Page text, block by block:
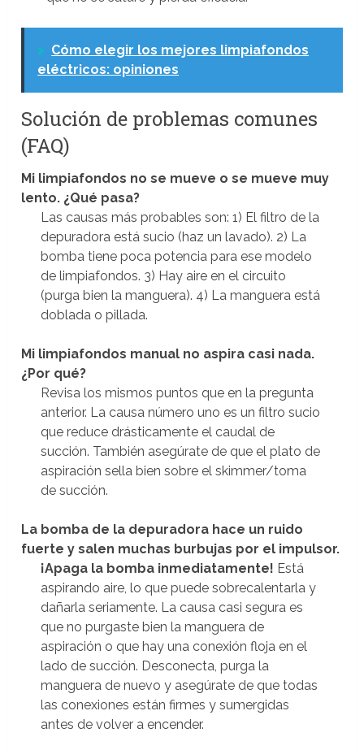
> Cómo elegir los mejores limpiafondos
eléctricos: opiniones
Solución de problemas comunes
(FAQ)
Mi limpiafondos no se mueve o se mueve muy
lento. ¿Qué pasa?
Las causas más probables son: 1) El filtro de la
depuradora está sucio (haz un lavado). 2) La
bomba tiene poca potencia para ese modelo
de limpiafondos. 3) Hay aire en el circuito
(purga bien la manguera). 4) La manguera está
doblada o pillada.
Mi limpiafondos manual no aspira casi nada.
¿Por qué?
Revisa los mismos puntos que en la pregunta
anterior. La causa número uno es un filtro sucio
que reduce drásticamente el caudal de
succión. También asegúrate de que el plato de
aspiración sella bien sobre el skimmer/toma
de succión.
La bomba de la depuradora hace un ruido
fuerte y salen muchas burbujas por el impulsor.
¡Apaga la bomba inmediatamente! Está
aspirando aire, lo que puede sobrecalentarla y
dañarla seriamente. La causa casi segura es
que no purgaste bien la manguera de
aspiración o que hay una conexión floja en el
lado de succión. Desconecta, purga la
manguera de nuevo y asegúrate de que todas
las conexiones están firmes y sumergidas
antes de volver a encender.